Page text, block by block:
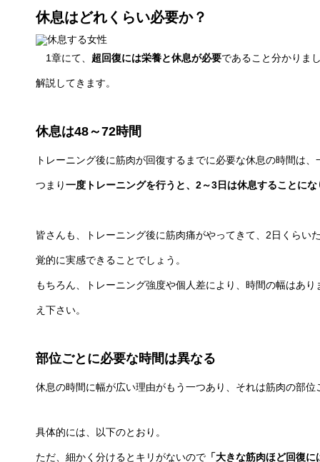
休息はどれくらい必要か？
1章にて、 超回復には栄養と休息が必要であること分かりま
解説してきます。
休息は48～72時間
トレーニング後に筋肉が回復するまでに必要な休息の時間は
つまり一度トレーニングを行うと、2～3日は休息することにな
皆さんも、トレーニング後に筋肉痛がやってきて、2日くらい
覚的に実感できることでしょう。
もちろん、トレーニング強度や個人差により、時間の幅はあ
え下さい。
部位ごとに必要な時間は異なる
休息の時間に幅が広い理由がもう一つあり、それは筋肉の部
具体的には、以下のとおり。
ただ、細かく分けるとキリがないので 「大きな筋肉ほど回復